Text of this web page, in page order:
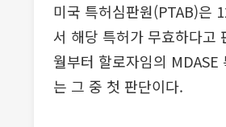
미국 특허심판원(PTAB)은
서 해당 특허가 무효하다고
월부터 할로자임의
는 그 중 첫 판단이다.